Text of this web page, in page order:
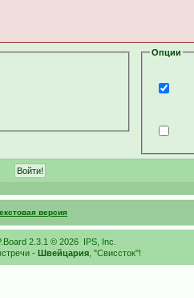
Опции
версия
2.3.1 © 2026 IPS, Inc
-Швейцария , "Свиссток"!